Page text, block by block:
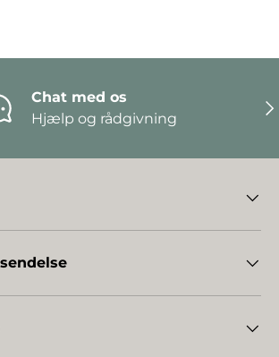
Chat med os
Hjælp og rådgivning